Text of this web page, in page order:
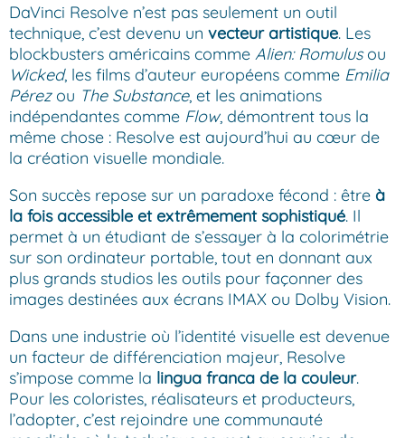
DaVinci Resolve n’est pas seulement un outil
technique, c’est devenu un vecteur artistique. Les
blockbusters américains comme Alien: Romulusou
Wicked, les films d’auteur européens comme Emilia
Pérezou The Substance, et les animations
indépendantes comme Flow, démontrent tous la
même chose : Resolve est aujourd’hui au cœur de
la création visuelle mondiale.
Son succès repose sur un paradoxe fécond : être à
la fois accessible et extrêmement sophistiqué. Il
permet à un étudiant de s’essayer à la colorimétrie
sur son ordinateur portable, tout en donnant aux
plus grands studios les outils pour façonner des
images destinées aux écrans IMAX ou Dolby Vision.
Dans une industrie où l’identité visuelle est devenue
un facteur de différenciation majeur, Resolve
s’impose comme la lingua franca de la couleur.
Pour les coloristes, réalisateurs et producteurs,
l’adopter, c’est rejoindre une communauté